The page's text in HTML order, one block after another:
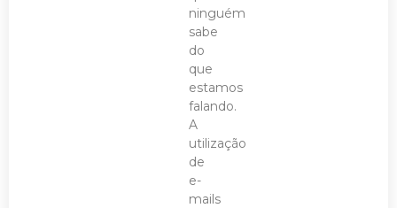
ninguém
sabe
do
que
estamos
falando.
A
utilização
de
e-
mails